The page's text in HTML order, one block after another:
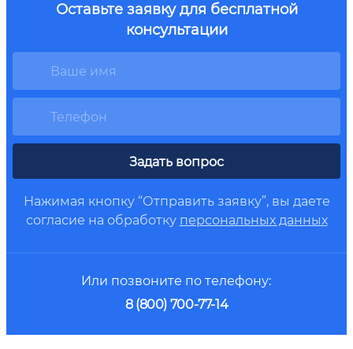
Оставьте заявку для бесплатной
консультации
Задать вопрос
Нажимая кнопку “Отправить заявку”, вы даете
согласие на обработку персональных данных
Или позвоните по телефону:
8 (800) 700-77-14